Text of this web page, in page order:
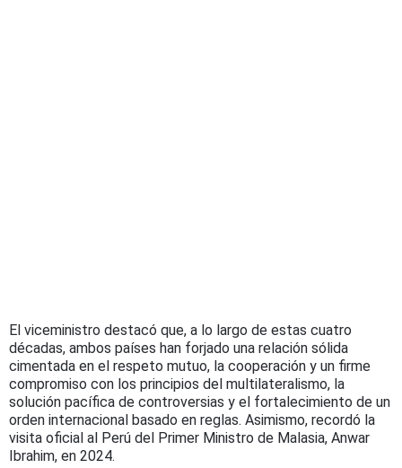
El viceministro destacó que, a lo largo de estas cuatro
décadas, ambos países han forjado una relación sólida
cimentada en el respeto mutuo, la cooperación y un firme
compromiso con los principios del multilateralismo, la
solución pacífica de controversias y el fortalecimiento de un
orden internacional basado en reglas. Asimismo, recordó la
visita oficial al Perú del Primer Ministro de Malasia, Anwar
Ibrahim, en 2024.